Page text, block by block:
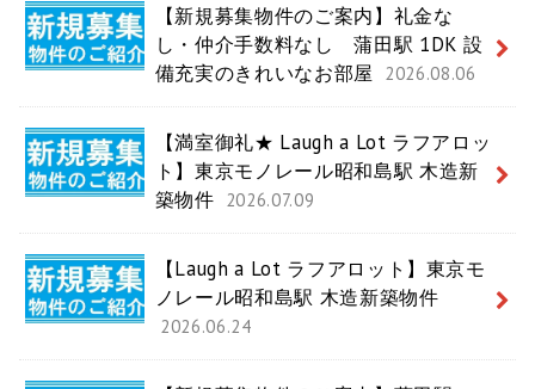
【新規募集物件のご案内】礼金な
し・仲介手数料なし 蒲田駅 1DK 設
備充実のきれいなお部屋
2026.08.06
【満室御礼★ Laugh a Lot ラフアロッ
ト】東京モノレール昭和島駅 木造新
築物件
2026.07.09
【Laugh a Lot ラフアロット】東京モ
ノレール昭和島駅 木造新築物件
2026.06.24